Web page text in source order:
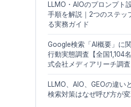
LLMO・AIOのプロンプト
手順を解説｜2つのステッ
る実務ガイド
Google検索「AI概要」に
行動実態調査【全国1,104
式会社メディアリーチ調査
LLMO、AIO、GEOの違い
検索対策はなぜ呼び方が